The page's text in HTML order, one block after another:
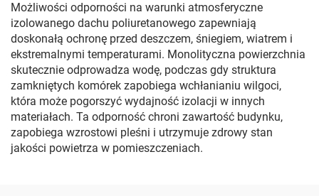
Możliwości odporności na warunki atmosferyczne
izolowanego dachu poliuretanowego zapewniają
doskonałą ochronę przed deszczem, śniegiem, wiatrem i
ekstremalnymi temperaturami. Monolityczna powierzchnia
skutecznie odprowadza wodę, podczas gdy struktura
zamkniętych komórek zapobiega wchłanianiu wilgoci,
która może pogorszyć wydajność izolacji w innych
materiałach. Ta odporność chroni zawartość budynku,
zapobiega wzrostowi pleśni i utrzymuje zdrowy stan
jakości powietrza w pomieszczeniach.